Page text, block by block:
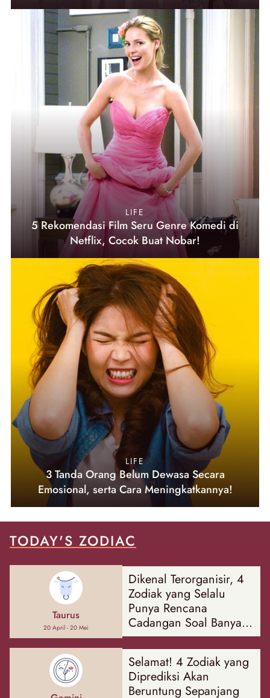
LIFE
5 Rekomendasi Film Seru Genre Komedi di
Netflix, Cocok Buat Nobar!
LIFE
3 Tanda Orang Belum Dewasa Secara
Emosional, serta Cara Meningkatkannya!
TODAY'S ZODIAC
Taurus
20 April - 20 Mei
Dikenal Terorganisir, 4
Zodiak yang Selalu
Punya Rencana
Cadangan Soal Banyak
Hal
Selamat! 4 Zodiak yang
Diprediksi Akan
Beruntung Sepanjang